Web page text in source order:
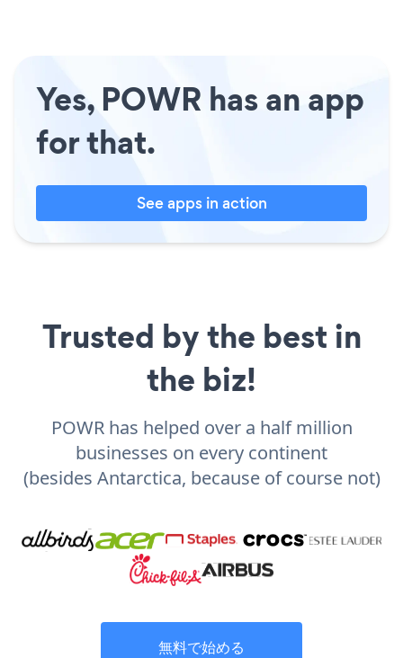
Yes, POWR has an app
for that.
See apps in action
Trusted by the best in
the biz!
POWR has helped over a half million
businesses on every continent
(besides Antarctica, because of course not)
無料で始める